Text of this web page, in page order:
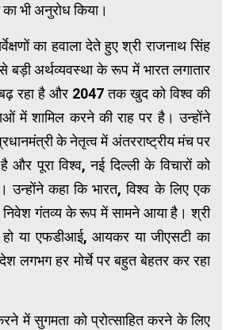
का भी अनुरोध किया।
का हवाला देते हुए श्री राजनाथ सिंह
बड़ी अर्थव्यवस्था के रूप में भारत लगातार
रहा है और 2047 तक खुद को विश्व की
में शामिल करने की राह पर है। उन्होंने
के नेतृत्व में अंतरराष्ट्रीय मंच पर
और पूरा विश्व, नई दिल्ली के विचारों को
कहा कि भारत, विश्व के लिए एक
निवेश गंतव्य के रूप में सामने आया है। श्री
हो या एफडीआई, आयकर या जीएसटी का
देश लगभग हर मोर्चे पर बहुत बेहतर कर रहा
करने में सुगमता को प्रोत्साहित करने के लिए